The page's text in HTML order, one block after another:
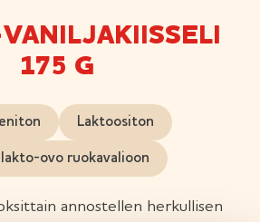
175 G
Laktoositon
ovo ruokavalioon
annostellen herkullisen